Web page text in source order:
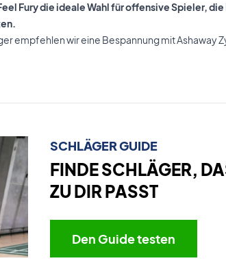
Fury die ideale Wahl für offensive Spieler,
empfehlen wir eine Bespannung mit Ashaway
SCHLÄGER GUIDE
FINDE SCHLÄGER,
ZU DIR PASST
Den Guide testen